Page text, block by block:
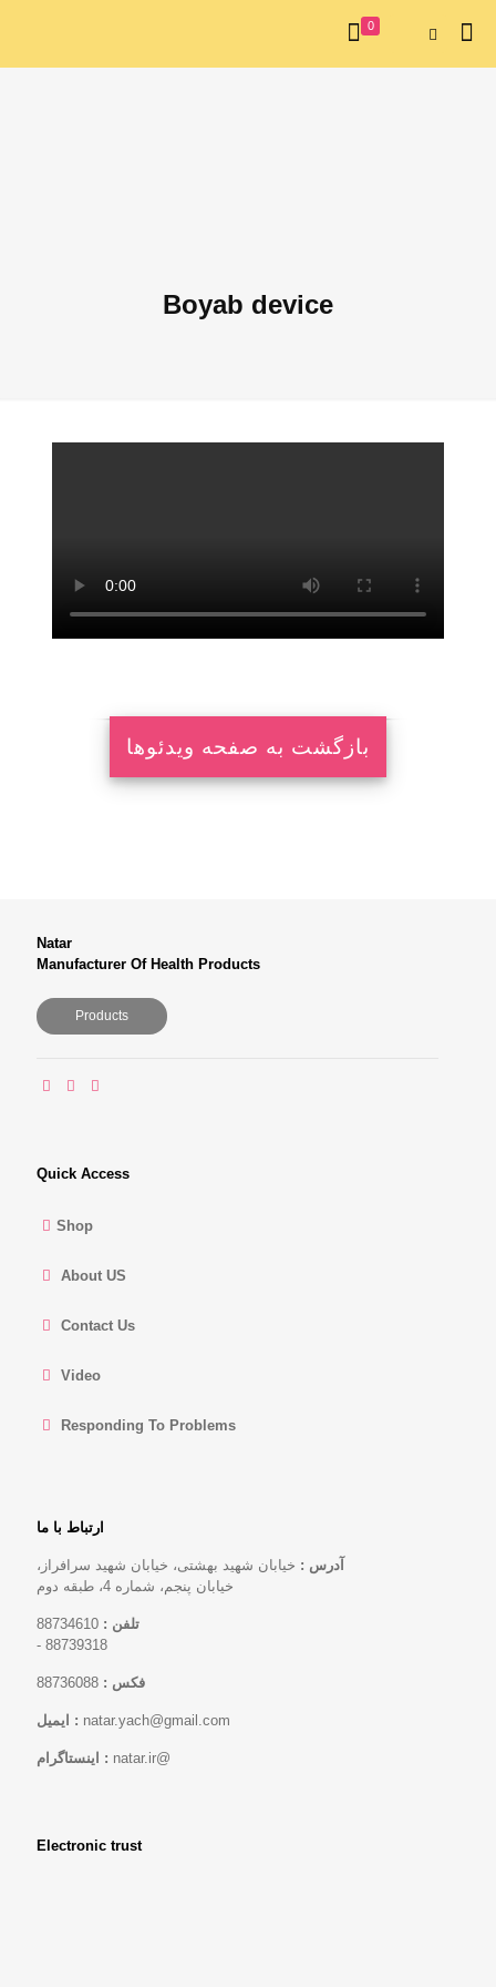
0
Boyab device
Natar
Manufacturer Of Health Products
Products
Quick Access
Shop
About US
Contact Us
Video
Responding To Problems
ارتباط با ما
آدرس : خیابان شهید بهشتی، خیابان شهید سرافراز،
خیابان پنجم، شماره 4، طبقه دوم
تلفن : 88734610
- 88739318
فکس : 88736088
ایمیل : natar.yach@gmail.com
اینستاگرام : natar.ir@
Electronic trust